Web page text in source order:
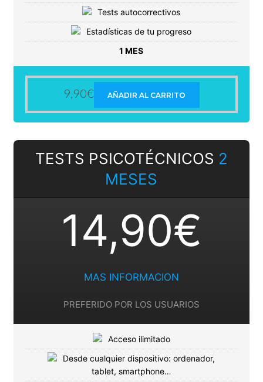
Tests autocorrectivos
Estadísticas de tu progreso
1 MES
9,90€ AÑADIR AL CARRITO
TESTS PSICOTÉCNICOS 2
MESES
14,90€
MAS INFORMACION
PREFERIDO POR LOS USUARIOS
Acceso ilimitado
Desde cualquier dispositivo: ordenador,
tablet, smartphone…